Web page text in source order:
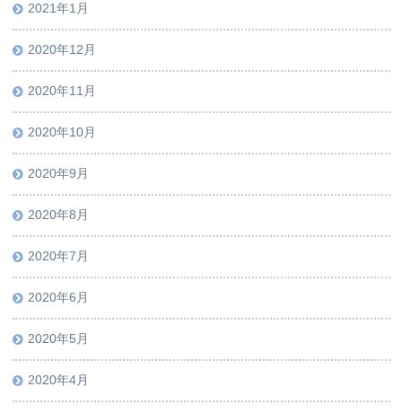
2021年1月
2020年12月
2020年11月
2020年10月
2020年9月
2020年8月
2020年7月
2020年6月
2020年5月
2020年4月